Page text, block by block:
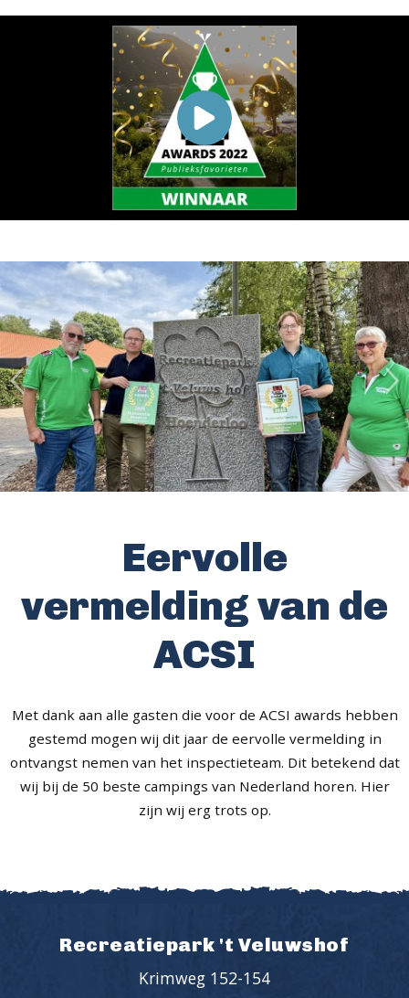
Eervolle
vermelding van de
ACSI
Met dank aan alle gasten die voor de ACSI awards hebben
gestemd mogen wij dit jaar de eervolle vermelding in
ontvangst nemen van het inspectieteam. Dit betekend dat
wij bij de 50 beste campings van Nederland horen. Hier
zijn wij erg trots op.
Recreatiepark 't Veluwshof
Krimweg 152-154